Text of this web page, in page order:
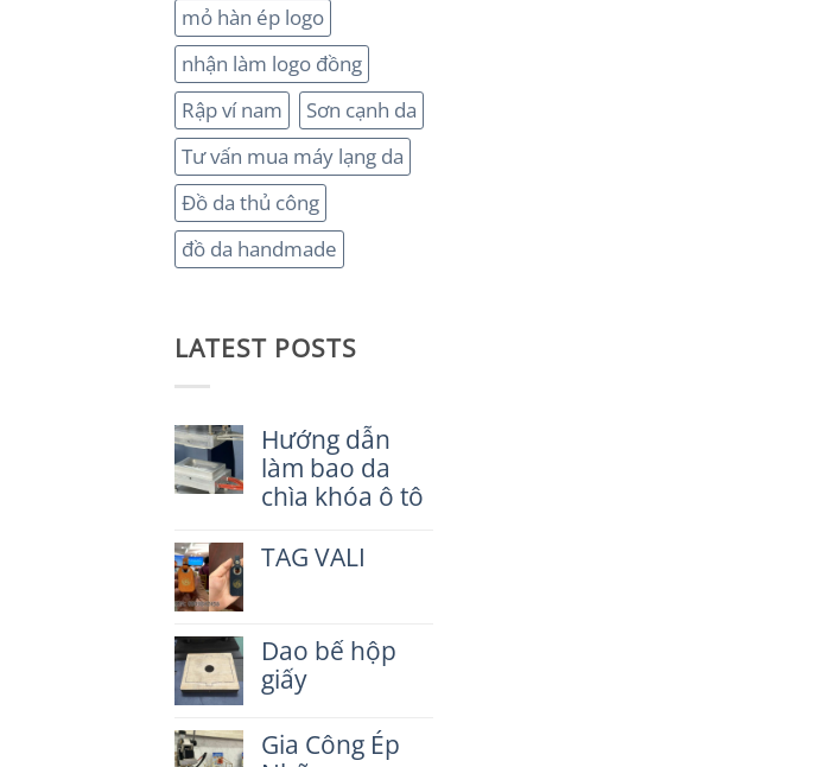
mỏ hàn ép logo
nhận làm logo đồng
Rập ví nam
Sơn cạnh da
Tư vấn mua máy lạng da
Đồ da thủ công
đồ da handmade
LATEST POSTS
Hướng dẫn
làm bao da
chìa khóa ô tô
có
bình
dẫn
làm
bao
khóa
TAG VALI
luận
ở
TAG
Dao bế hộp
giấy
bình
Gia Công Ép